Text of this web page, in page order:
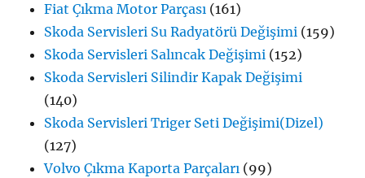
Fiat Çıkma Motor Parçası (161)
Skoda Servisleri Su Radyatörü Değişimi (159)
Skoda Servisleri Salıncak Değişimi (152)
Skoda Servisleri Silindir Kapak Değişimi
(140)
Skoda Servisleri Triger Seti Değişimi(Dizel)
(127)
Volvo Çıkma Kaporta Parçaları (99)